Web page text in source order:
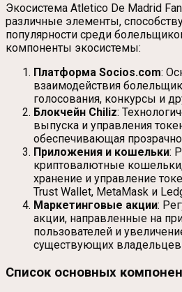
Экосистема Atletico De Madrid
различные элементы,
популярности среди
компоненты экосистемы:
Платформа Socios.com:
взаимодействия
голосования, конкурсы и
Блокчейн Chiliz:
выпуска и управления
обеспечивающая
Приложения и кошельки:
криптовалютные
хранение и управление
Trust Wallet, MetaMask и
Маркетинговые акции:
акции, направленные на
пользователей и
существующих владельцев
Список основных